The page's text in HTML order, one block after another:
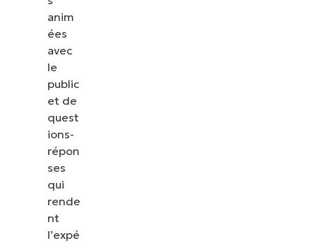
anim
ées
avec
le
public
et de
quest
ions-
répon
ses
qui
rende
nt
l’expé